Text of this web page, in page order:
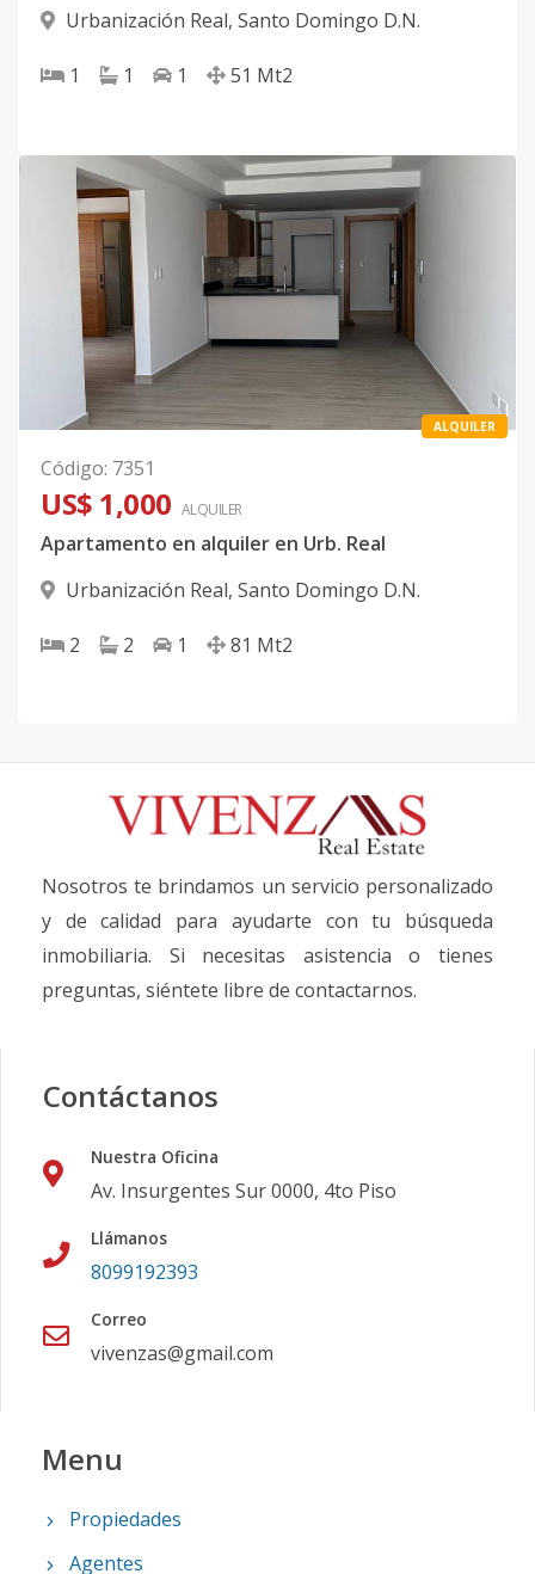
Urbanización Real, Santo Domingo D.N.
1 1 1 51 Mt2
ALQUILER
Código: 7351
US$ 1,000 ALQUILER
Apartamento en alquiler en Urb. Real
Urbanización Real, Santo Domingo D.N.
2 2 1 81 Mt2
Nosotros te brindamos un servicio personalizado
y de calidad para ayudarte con tu búsqueda
inmobiliaria. Si necesitas asistencia o tienes
preguntas, siéntete libre de contactarnos.
Contáctanos
Nuestra Oficina
Av. Insurgentes Sur 0000, 4to Piso
Llámanos
8099192393
Correo
vivenzas@gmail.com
Menu
Propiedades
Agentes